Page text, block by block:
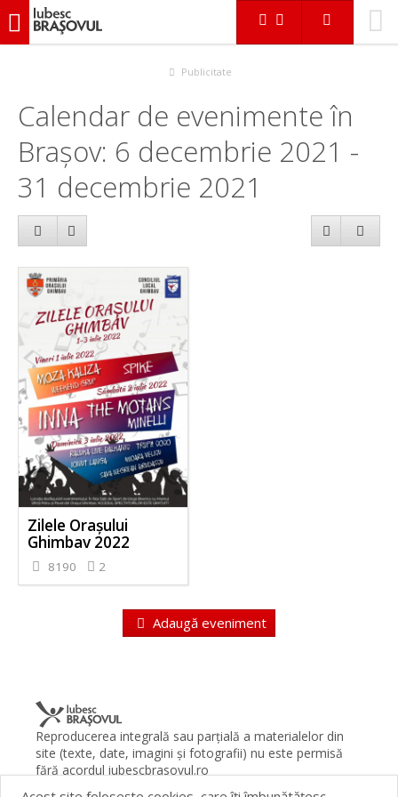
iubescbraşovul.ro
Publicitate
Calendar de evenimente în
Brașov: 6 decembrie 2021 -
31 decembrie 2021
Zilele Orașului
Ghimbav 2022
8190 2
Adaugă eveniment
Reproducerea integrală sau parţială a materialelor din
site (texte, date, imagini şi fotografii) nu este permisă
fără acordul iubescbrasovul.ro